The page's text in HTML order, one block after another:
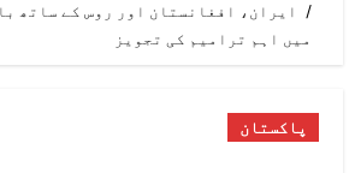
ایران، افغانستان اور روس کے ساتھ
میں اہم ترامیم کی تجویز
پاکستان